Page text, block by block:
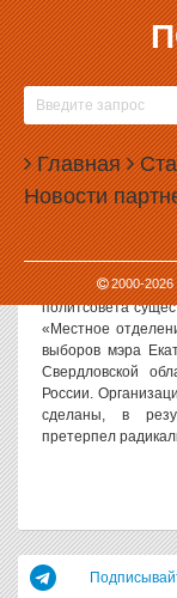
Главная
Новости
2000-2026
01.03.2004, 14:00
«ЕДИНУЮ
«Прошедшее в
регионального
кампании по
поплатятся
Россия», –
По его словам,
в частности
политсовета
«Местное
выборов мэра
Свердловской
России.
сделаны, в
претерпел